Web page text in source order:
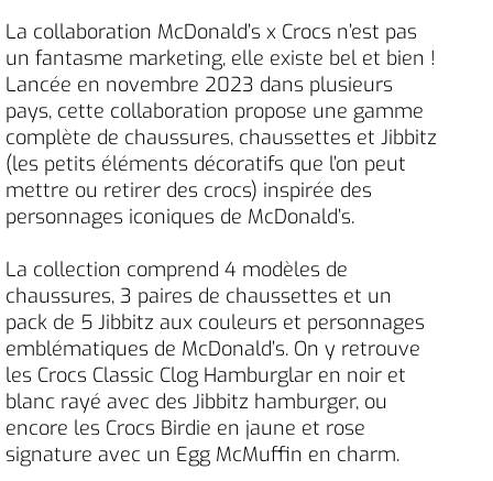
La collaboration McDonald’s x Crocs n’est pas
un fantasme marketing, elle existe bel et bien !
Lancée en novembre 2023 dans plusieurs
pays, cette collaboration propose une gamme
complète de chaussures, chaussettes et Jibbitz
(les petits éléments décoratifs que l’on peut
mettre ou retirer des crocs) inspirée des
personnages iconiques de McDonald’s.
La collection comprend 4 modèles de
chaussures, 3 paires de chaussettes et un
pack de 5 Jibbitz aux couleurs et personnages
emblématiques de McDonald’s. On y retrouve
les Crocs Classic Clog Hamburglar en noir et
blanc rayé avec des Jibbitz hamburger, ou
encore les Crocs Birdie en jaune et rose
signature avec un Egg McMuffin en charm.